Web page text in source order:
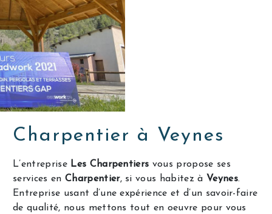
Charpentier à Veynes
L’entreprise Les Charpentiers vous propose ses
services en Charpentier, si vous habitez à Veynes.
Entreprise usant d’une expérience et d’un savoir-faire
de qualité, nous mettons tout en oeuvre pour vous